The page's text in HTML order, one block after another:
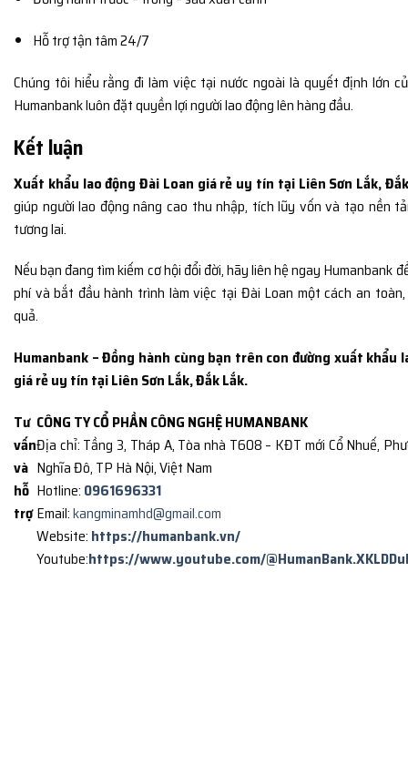
Hỗ trợ tận tâm 24/7
Chúng tôi hiểu rằng đi làm việc tại nước ngoài là quyết định lớn
Humanbank luôn đặt quyền lợi người lao động lên hàng đầu.
Kết luận
Xuất khẩu lao động Đài Loan giá rẻ uy tín tại Liên Sơn Lắk,
giúp người lao động nâng cao thu nhập, tích lũy vốn và tạo nền
tương lai.
Nếu bạn đang tìm kiếm cơ hội đổi đời, hãy liên hệ ngay Humanbank
phí và bắt đầu hành trình làm việc tại Đài Loan một cách an
quả.
Humanbank – Đồng hành cùng bạn trên con đường xuất khẩu
giá rẻ uy tín tại Liên Sơn Lắk, Đắk Lắk.
Tư
vấn
và
hỗ
trợ
CÔNG TY CỔ PHẦN CÔNG NGHỆ HUMANBANK
Địa chỉ: Tầng 3, Tháp A, Tòa nhà T608 – KĐT mới Cổ Nhuế,
Nghĩa Đô, TP Hà Nội, Việt Nam
Hotline: 0961696331
Email:kangminamhd@gmail.com
Website: https://humanbank.vn/
Youtube:https://www.youtube.com/